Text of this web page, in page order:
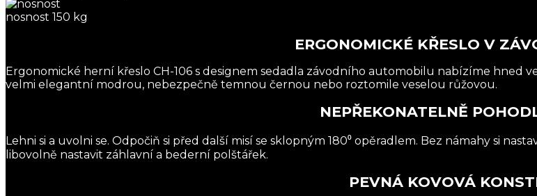
nosnost 150 kg
ERGONOMICKÉ KŘESLO V
Ergonomické herní křeslo CH-106 s designem sedadla závodního automobilu nabízíme hned
velmi elegantní modrou, nebezpečně temnou černou nebo roztomile veselou růžovou.
NEPŘEKONATELNĚ
Lehni si a uvolni se. Odpočiň si před další misí se sklopným 180⁰ opěradlem. Bez námahy si
libovolně nastavit záhlavní a bederní polštářek.
PEVNÁ KOVOVÁ